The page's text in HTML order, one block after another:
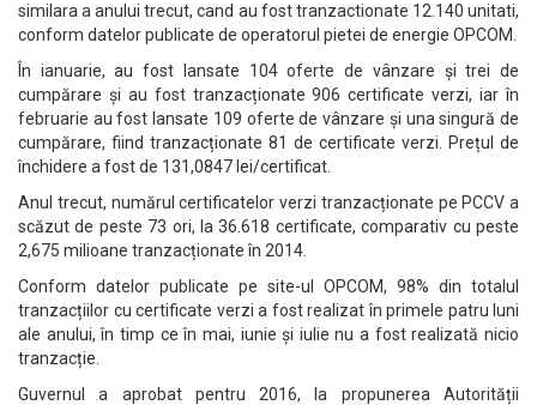
similara a anului trecut, cand au fost tranzactionate 12.140 unitati,
conform datelor publicate de operatorul pietei de energie OPCOM.
În ianuarie, au fost lansate 104 oferte de vânzare și trei de
cumpărare și au fost tranzacționate 906 certificate verzi, iar în
februarie au fost lansate 109 oferte de vânzare și una singură de
cumpărare, fiind tranzacționate 81 de certificate verzi. Prețul de
închidere a fost de 131,0847 lei/certificat.
Anul trecut, numărul certificatelor verzi tranzacționate pe PCCV a
scăzut de peste 73 ori, la 36.618 certificate, comparativ cu peste
2,675 milioane tranzacționate în 2014.
Conform datelor publicate pe site-ul OPCOM, 98% din totalul
tranzacțiilor cu certificate verzi a fost realizat în primele patru luni
ale anului, în timp ce în mai, iunie și iulie nu a fost realizată nicio
tranzacție.
Guvernul a aprobat pentru 2016, la propunerea Autorității